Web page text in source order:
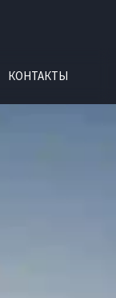
КОНТАКТЫ